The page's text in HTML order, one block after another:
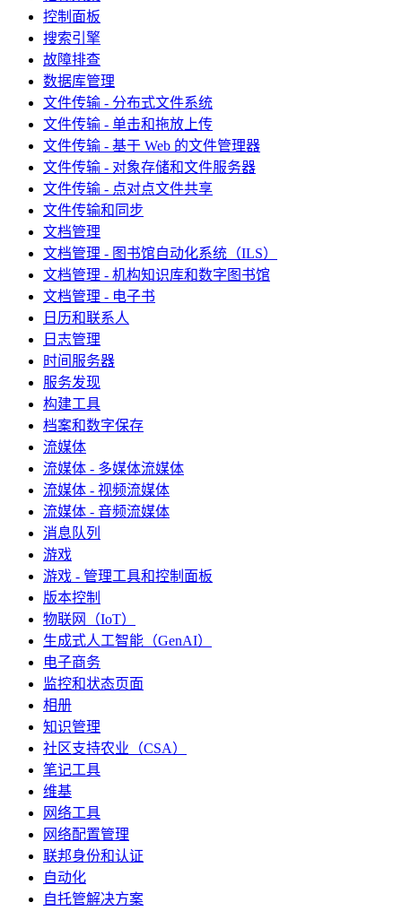
控制面板
搜索引擎
故障排查
数据库管理
文件传输 - 分布式文件系统
文件传输 - 单击和拖放上传
文件传输 - 基于 Web 的文件管理器
文件传输 - 对象存储和文件服务器
文件传输 - 点对点文件共享
文件传输和同步
文档管理
文档管理 - 图书馆自动化系统（ILS）
文档管理 - 机构知识库和数字图书馆
文档管理 - 电子书
日历和联系人
日志管理
时间服务器
服务发现
构建工具
档案和数字保存
流媒体
流媒体 - 多媒体流媒体
流媒体 - 视频流媒体
流媒体 - 音频流媒体
消息队列
游戏
游戏 - 管理工具和控制面板
版本控制
物联网（IoT）
生成式人工智能（GenAI）
电子商务
监控和状态页面
相册
知识管理
社区支持农业（CSA）
笔记工具
维基
网络工具
网络配置管理
联邦身份和认证
自动化
自托管解决方案